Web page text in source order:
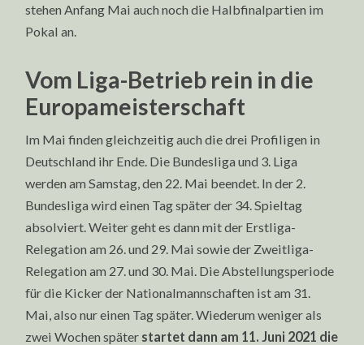
stehen Anfang Mai auch noch die Halbfinalpartien im
Pokal an.
Vom Liga-Betrieb rein in die
Europameisterschaft
Im Mai finden gleichzeitig auch die drei Profiligen in
Deutschland ihr Ende. Die Bundesliga und 3. Liga
werden am Samstag, den 22. Mai beendet. In der 2.
Bundesliga wird einen Tag später der 34. Spieltag
absolviert. Weiter geht es dann mit der Erstliga-
Relegation am 26. und 29. Mai sowie der Zweitliga-
Relegation am 27. und 30. Mai. Die Abstellungsperiode
für die Kicker der Nationalmannschaften ist am 31.
Mai, also nur einen Tag später. Wiederum weniger als
zwei Wochen später startet dann am 11. Juni 2021 die